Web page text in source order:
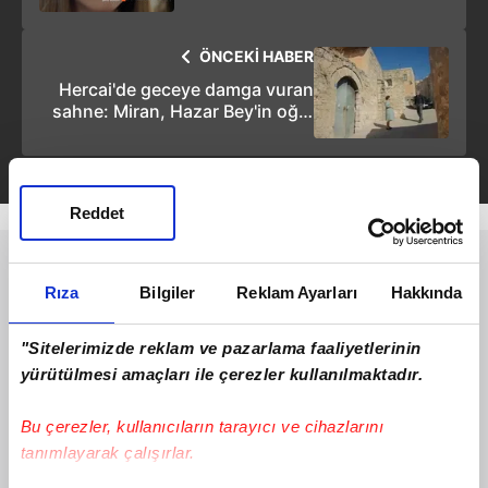
Rıza Bilgiler Reklam Ayarları Hakkında
"Sitelerimizde reklam ve pazarlama faaliyetlerinin
yürütülmesi amaçları ile çerezler kullanılmaktadır.
Bu çerezler, kullanıcıların tarayıcı ve cihazlarını
tanımlayarak çalışırlar.
Reddet
ÖNCEKİ HABER
Hercai'de geceye damga vuran
sahne: Miran, Hazar Bey'in oğlu